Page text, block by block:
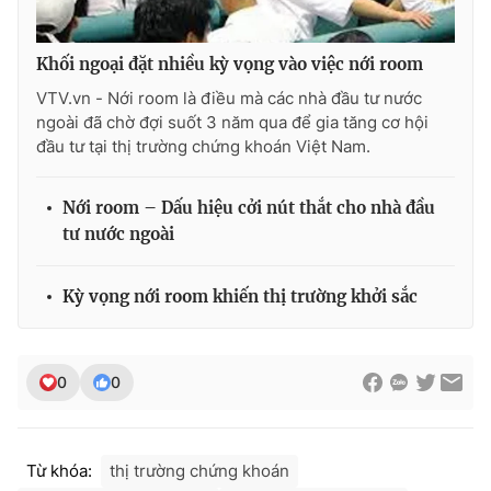
THỜI BÁO VTV
Theo dõi báo trên
Cơ quan báo chí:Thời báo VTV
Tổng Biên tập:
Tổng đài VTV:024.38 355 931 - 024.38 355 932
Khối ngoại đặt nhiều kỳ vọng vào việc nới room
VTV.vn - Nới room là điều mà các nhà đầu tư nước
ngoài đã chờ đợi suốt 3 năm qua để gia tăng cơ hội
đầu tư tại thị trường chứng khoán Việt Nam.
Nới room – Dấu hiệu cởi nút thắt cho nhà đầu
tư nước ngoài
Kỳ vọng nới room khiến thị trường khởi sắc
0 0
Từ khóa:
thị trường chứng khoán